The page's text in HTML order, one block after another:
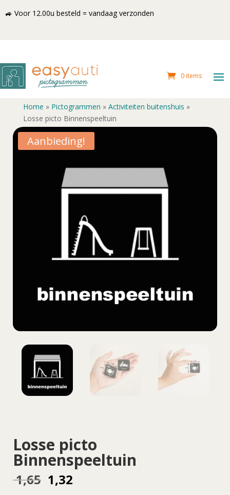
🚙 Voor 12.00u besteld = vandaag verzonden
0 items
Home » Pictogrammen » Activiteiten buitenshuis »
Losse picto Binnenspeeltuin
Aanbieding!
Losse picto
Binnenspeeltuin
1,65 Oorspronkelijke
1,32